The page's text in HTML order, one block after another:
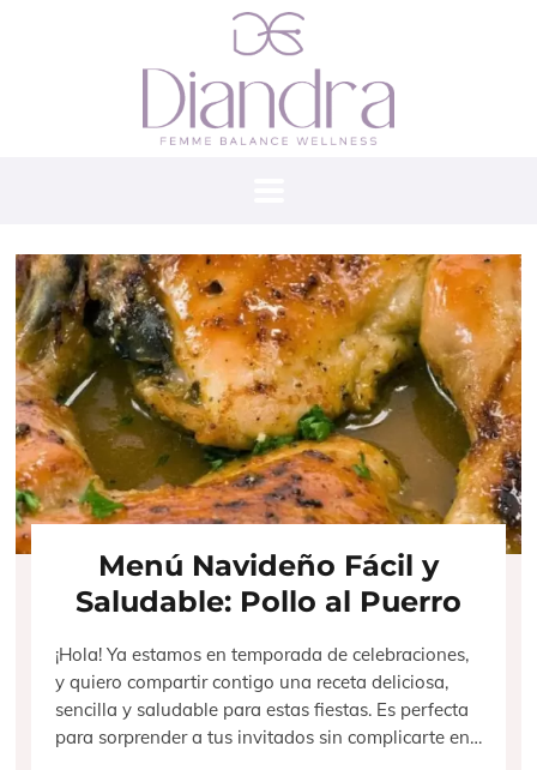
Menú Navideño Fácil y
Saludable: Pollo al Puerro
¡Hola! Ya estamos en temporada de celebraciones,
y quiero compartir contigo una receta deliciosa,
sencilla y saludable para estas fiestas. Es perfecta
para sorprender a tus invitados sin complicarte en…